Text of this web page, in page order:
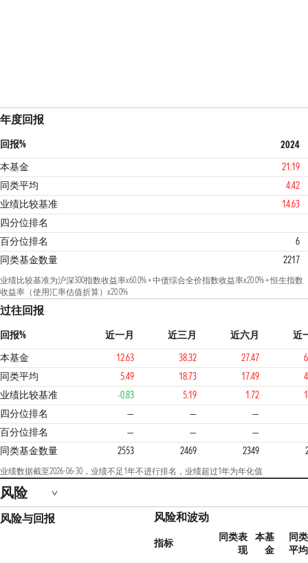
年度回报
回报%
2024
本基金
21.19
同类平均
4.42
业绩比较基准
14.63
四分位排名
1 1
百分位排名
6
同类基金数量
2217
业绩比较基准为沪深300指数收益率x60.0% + 中债综合全价指数收益率x20.0% + 恒生指数
收益率（使用汇率估值折算）x20.0%
过往回报
回报% 近一月 近三月 近六月
近
本基金
12.63 38.32 27.47
同类平均
5.49 18.73 17.49
业绩比较基准
-0.83 5.19 1.72
四分位排名
— — —
2
百分位排名 — —
—
同类基金数量
2553 2469 2349
业绩数据截至2026-06-30，业绩不足1年不进行排名，业绩超过1年为年化值
风险
风险与回报 风险和波动
指标
同类表
现
本基
金
同类
平均